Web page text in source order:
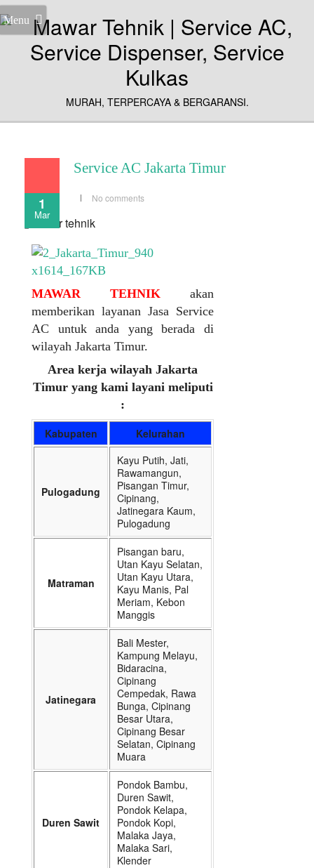
Menu
MURAH, TERPERCAYA & BERGARANSI.
1
Mar
Service AC Jakarta Timur
No comments
MAWAR TEHNIK akan
memberikan layanan Jasa Service
AC untuk anda yang berada di
wilayah Jakarta Timur.
Area kerja wilayah Jakarta
Timur yang kami layani meliputi
:
Kabupaten Kelurahan
Pulogadung
Kayu Putih, Jati,
Rawamangun,
Pisangan Timur,
Cipinang,
Jatinegara Kaum,
Pulogadung
Matraman
Pisangan baru,
Utan Kayu Selatan,
Utan Kayu Utara,
Kayu Manis, Pal
Meriam, Kebon
Manggis
Jatinegara
Bali Mester,
Kampung Melayu,
Bidaracina,
Cipinang
Cempedak, Rawa
Bunga, Cipinang
Besar Utara,
Cipinang Besar
Selatan, Cipinang
Muara
Duren Sawit
Pondok Bambu,
Duren Sawit,
Pondok Kelapa,
Pondok Kopi,
Malaka Jaya,
Malaka Sari,
Klender